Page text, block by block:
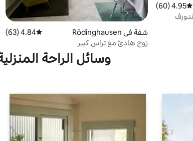
متوسط التقييم 4.95 من 5، 60 مراجعات
4.95 (60)
شقة في Rödinghausen
متوسط التقييم 4.84 من 5، 63
4.84 (63)
زوج هادئ مع تراس كبير
وسائل الراحة